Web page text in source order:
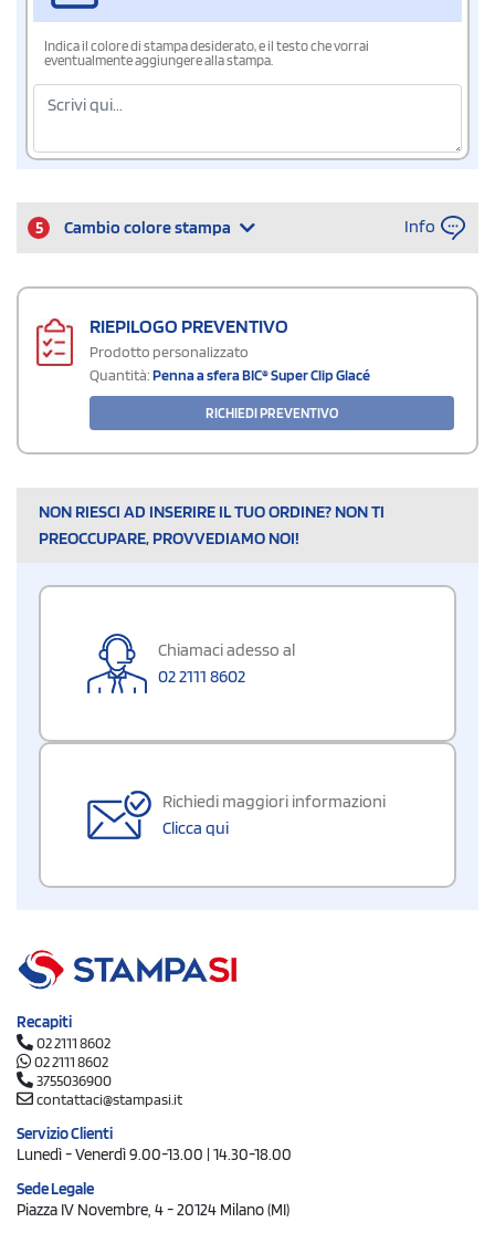
Indica il colore di stampa desiderato, e il testo che vorrai
eventualmente aggiungere alla stampa.
5 Cambio colore stampa Info
RIEPILOGO PREVENTIVO
Prodotto personalizzato
Quantità:Penna a sfera BIC® Super Clip Glacé
RICHIEDI PREVENTIVO
NON RIESCI AD INSERIRE IL TUO ORDINE? NON TI
PREOCCUPARE, PROVVEDIAMO NOI!
Chiamaci adesso al
02 2111 8602
Richiedi maggiori informazioni
Clicca qui
Recapiti
02 2111 8602
02 2111 8602
3755036900
contattaci@stampasi.it
Servizio Clienti
Lunedì - Venerdì 9.00-13.00 | 14.30-18.00
Sede Legale
Piazza IV Novembre, 4 - 20124 Milano (MI)